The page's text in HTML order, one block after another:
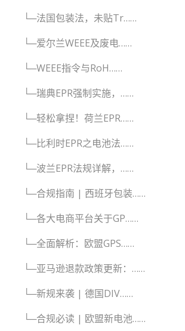
└─法国包装法，未贴Tr……
└─爱尔兰WEEE及废电……
└─WEEE指令与RoH……
└─瑞典EPR强制实施，……
└─轻松拿捏！荷兰EPR……
└─比利时EPR之电池法……
└─波兰EPR法规详解，……
└─合规指南 | 西班牙包装……
└─各大电商平台关于GP……
└─全面解析：欧盟GPS……
└─亚马逊退款政策更新：……
└─新规来袭 | 德国DIV……
└─合规必读 | 欧盟新电池……